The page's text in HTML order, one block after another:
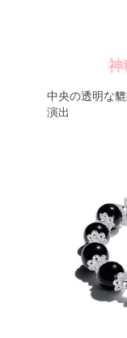
神
中央の透明な
演出